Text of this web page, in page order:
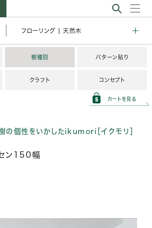
フローリング | 天然木
樹種別 パターン貼り
クラフト コンセプト
カートを見る
の個性をいかしたikumori［イクモリ］
ン150幅